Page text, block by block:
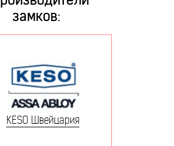
замков:
KESO Швейцария